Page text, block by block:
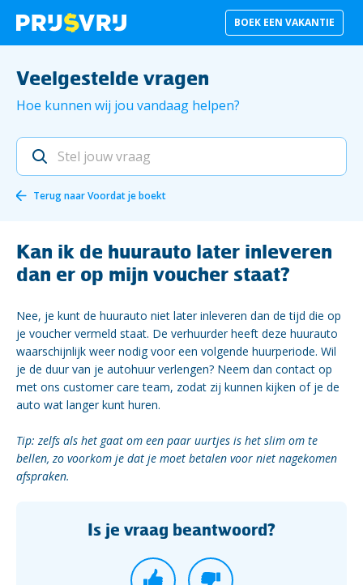
BOEK EEN VAKANTIE
Veelgestelde vragen
Hoe kunnen wij jou vandaag helpen?
Terug naarVoordat je boekt
Kan ik de huurauto later inleveren
dan er op mijn voucher staat?
Nee, je kunt de huurauto niet later inleveren dan de tijd die op
je voucher vermeld staat. De verhuurder heeft deze huurauto
waarschijnlijk weer nodig voor een volgende huurperiode. Wil
je de duur van je autohuur verlengen? Neem dan contact op
met ons customer care team, zodat zij kunnen kijken of je de
auto wat langer kunt huren.
Tip: zelfs als het gaat om een paar uurtjes is het slim om te
bellen, zo voorkom je dat je moet betalen voor niet nagekomen
afspraken.
Is je vraag beantwoord?